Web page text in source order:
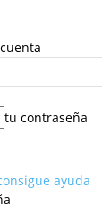
tu contraseña
ayuda